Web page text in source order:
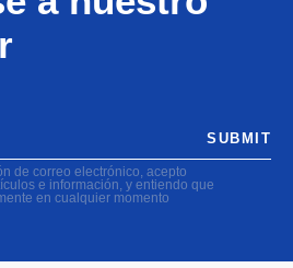
de correo electrónico, acepto
e información, y entiendo que
en cualquier momento
SUBMIT